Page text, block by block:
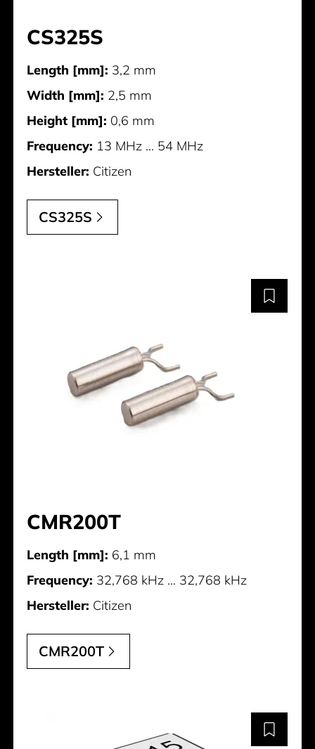
CS325S
Length [mm]: 3,2 mm
Width [mm]: 2,5 mm
Height [mm]: 0,6 mm
Frequency: 13 MHz ... 54 MHz
Hersteller: Citizen
CS325S
CMR200T
Length [mm]: 6,1 mm
Frequency: 32,768 kHz ... 32,768 kHz
Hersteller: Citizen
CMR200T